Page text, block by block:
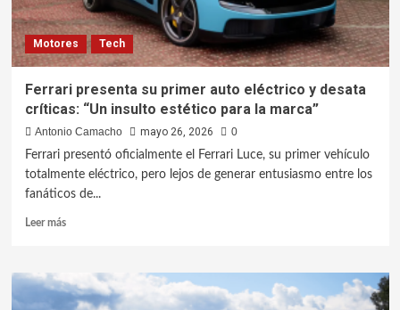
Motores Tech
Ferrari presenta su primer auto eléctrico y desata
críticas: “Un insulto estético para la marca”
Antonio Camacho mayo 26, 2026
0
Ferrari presentó oficialmente el Ferrari Luce, su primer vehículo
totalmente eléctrico, pero lejos de generar entusiasmo entre los
fanáticos de...
Leer más